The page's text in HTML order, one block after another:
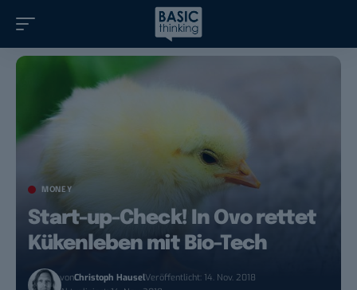
MONEY
Start-up-Check! In Ovo rettet
Kükenleben mit Bio-Tech
vonChristoph HauselVeröffentlicht: 14. Nov. 2018